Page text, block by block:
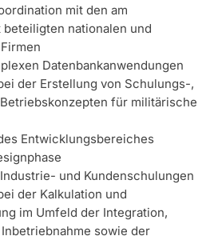
mit den am
nationalen und
Datenbankanwendungen
der Erstellung von Schulungs-,
für militärische
Entwicklungsbereiches
und Kundenschulungen
der Kalkulation und
im Umfeld der Integration,
sowie der